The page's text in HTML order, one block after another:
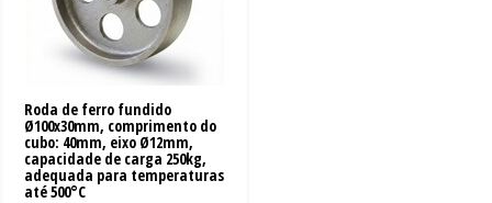
Roda de ferro fundido
Ø100x30mm, comprimento do
cubo: 40mm, eixo Ø12mm,
capacidade de carga 250kg,
adequada para temperaturas
até 500°C